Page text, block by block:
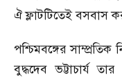
ঐ ফ্লাটটিতেই বসবাস
পশ্চিমবঙ্গের সাম্প্রতিক
বুদ্ধদেব ভট্টাচার্য